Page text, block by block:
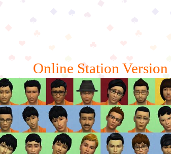
Online Station Version